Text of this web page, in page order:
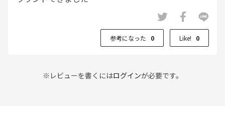
参考になった 0 Like! 0
※レビューを書くにはログインが必要です。